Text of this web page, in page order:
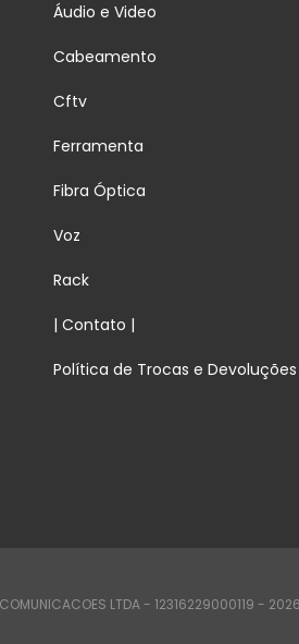
Áudio e Video
Cabeamento
Cftv
Ferramenta
Fibra Óptica
Voz
Rack
| Contato |
Política de Trocas e Devoluções
LTDA - 12316229000119 -